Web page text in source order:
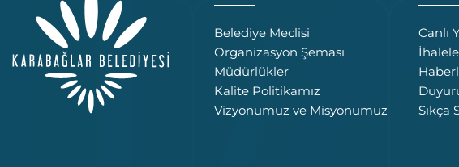
Belediye Meclisi
Organizasyon Şeması
Müdürlükler
Kalite Politikamız
Vizyonumuz ve Misyonumuz
Canlı
Sıkça